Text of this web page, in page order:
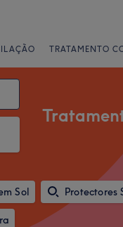
TRATAMENTO
Sol
Protectores